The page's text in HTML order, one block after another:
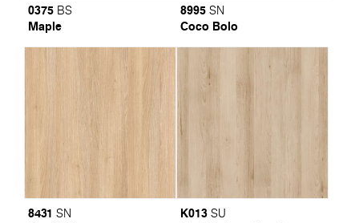
0375 BS
Maple
8995 SN
Coco Bolo
8431 SN K013 SU